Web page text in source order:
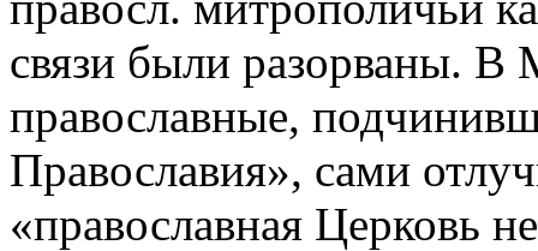
связи были разорваны. В
православные,
Православия», сами
«православная Церковь